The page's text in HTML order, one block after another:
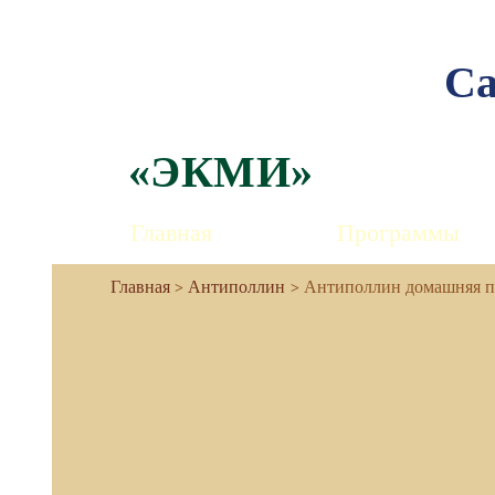
«ЭКМИ»
Главная Программы
Антиполлин Антиполлин домашняя